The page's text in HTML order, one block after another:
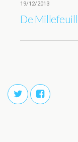
19/12/2013
De